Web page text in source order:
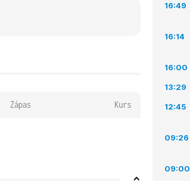
Zápas Kurs
16:49
16:14
16:00
13:29
12:45
09:26
09:00